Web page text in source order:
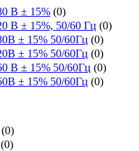
В ± 15% (0)
В ± 15%, 50/60 Гц (0)
± 15% 50/60Гц (0)
± 15% 50/60Гц (0)
В ± 15% 50/60Гц (0)
± 15% 50/60Гц (0)
(0)
(0)